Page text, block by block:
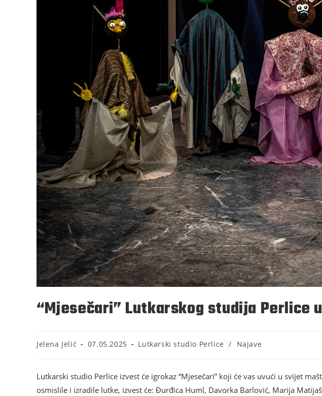
“Mjesečari” Lutkarskog studija Perlice
Jelena Jelić 07.05.2025 Lutkarski studio Perlice / Najave
Lutkarski studio Perlice izvest će igrokaz “Mjesečari” koji će vas uvući u svijet
osmislile i izradile lutke, izvest će: Đurđica Huml, Davorka Barlović, Marija